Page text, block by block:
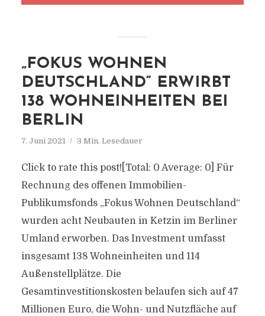
„FOKUS WOHNEN
DEUTSCHLAND“ ERWIRBT
138 WOHNEINHEITEN BEI
BERLIN
7. Juni 2021 3 Min. Lesedauer
Click to rate this post![Total: 0 Average: 0] Für
Rechnung des offenen Immobilien-
Publikumsfonds „Fokus Wohnen Deutschland“
wurden acht Neubauten in Ketzin im Berliner
Umland erworben. Das Investment umfasst
insgesamt 138 Wohneinheiten und 114
Außenstellplätze. Die
Gesamtinvestitionskosten belaufen sich auf 47
Millionen Euro, die Wohn- und Nutzfläche auf